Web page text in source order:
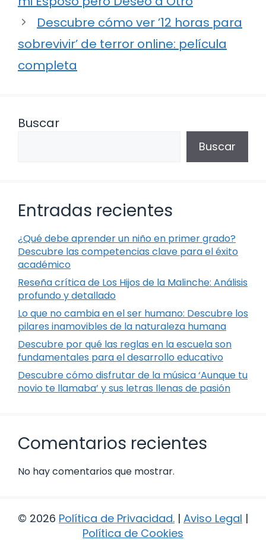
Descubre cómo ver ’12 horas para
sobrevivir’ de terror online: película
completa
Buscar
Buscar
Entradas recientes
¿Qué debe aprender un niño en primer grado?
Descubre las competencias clave para el éxito
académico
Reseña crítica de Los Hijos de la Malinche: Análisis
profundo y detallado
Lo que no cambia en el ser humano: Descubre los
pilares inamovibles de la naturaleza humana
Descubre por qué las reglas en la escuela son
fundamentales para el desarrollo educativo
Descubre cómo disfrutar de la música ‘Aunque tu
novio te llamaba’ y sus letras llenas de pasión
Comentarios recientes
No hay comentarios que mostrar.
© 2026 Política de Privacidad. | Aviso Legal |
Política de Cookies